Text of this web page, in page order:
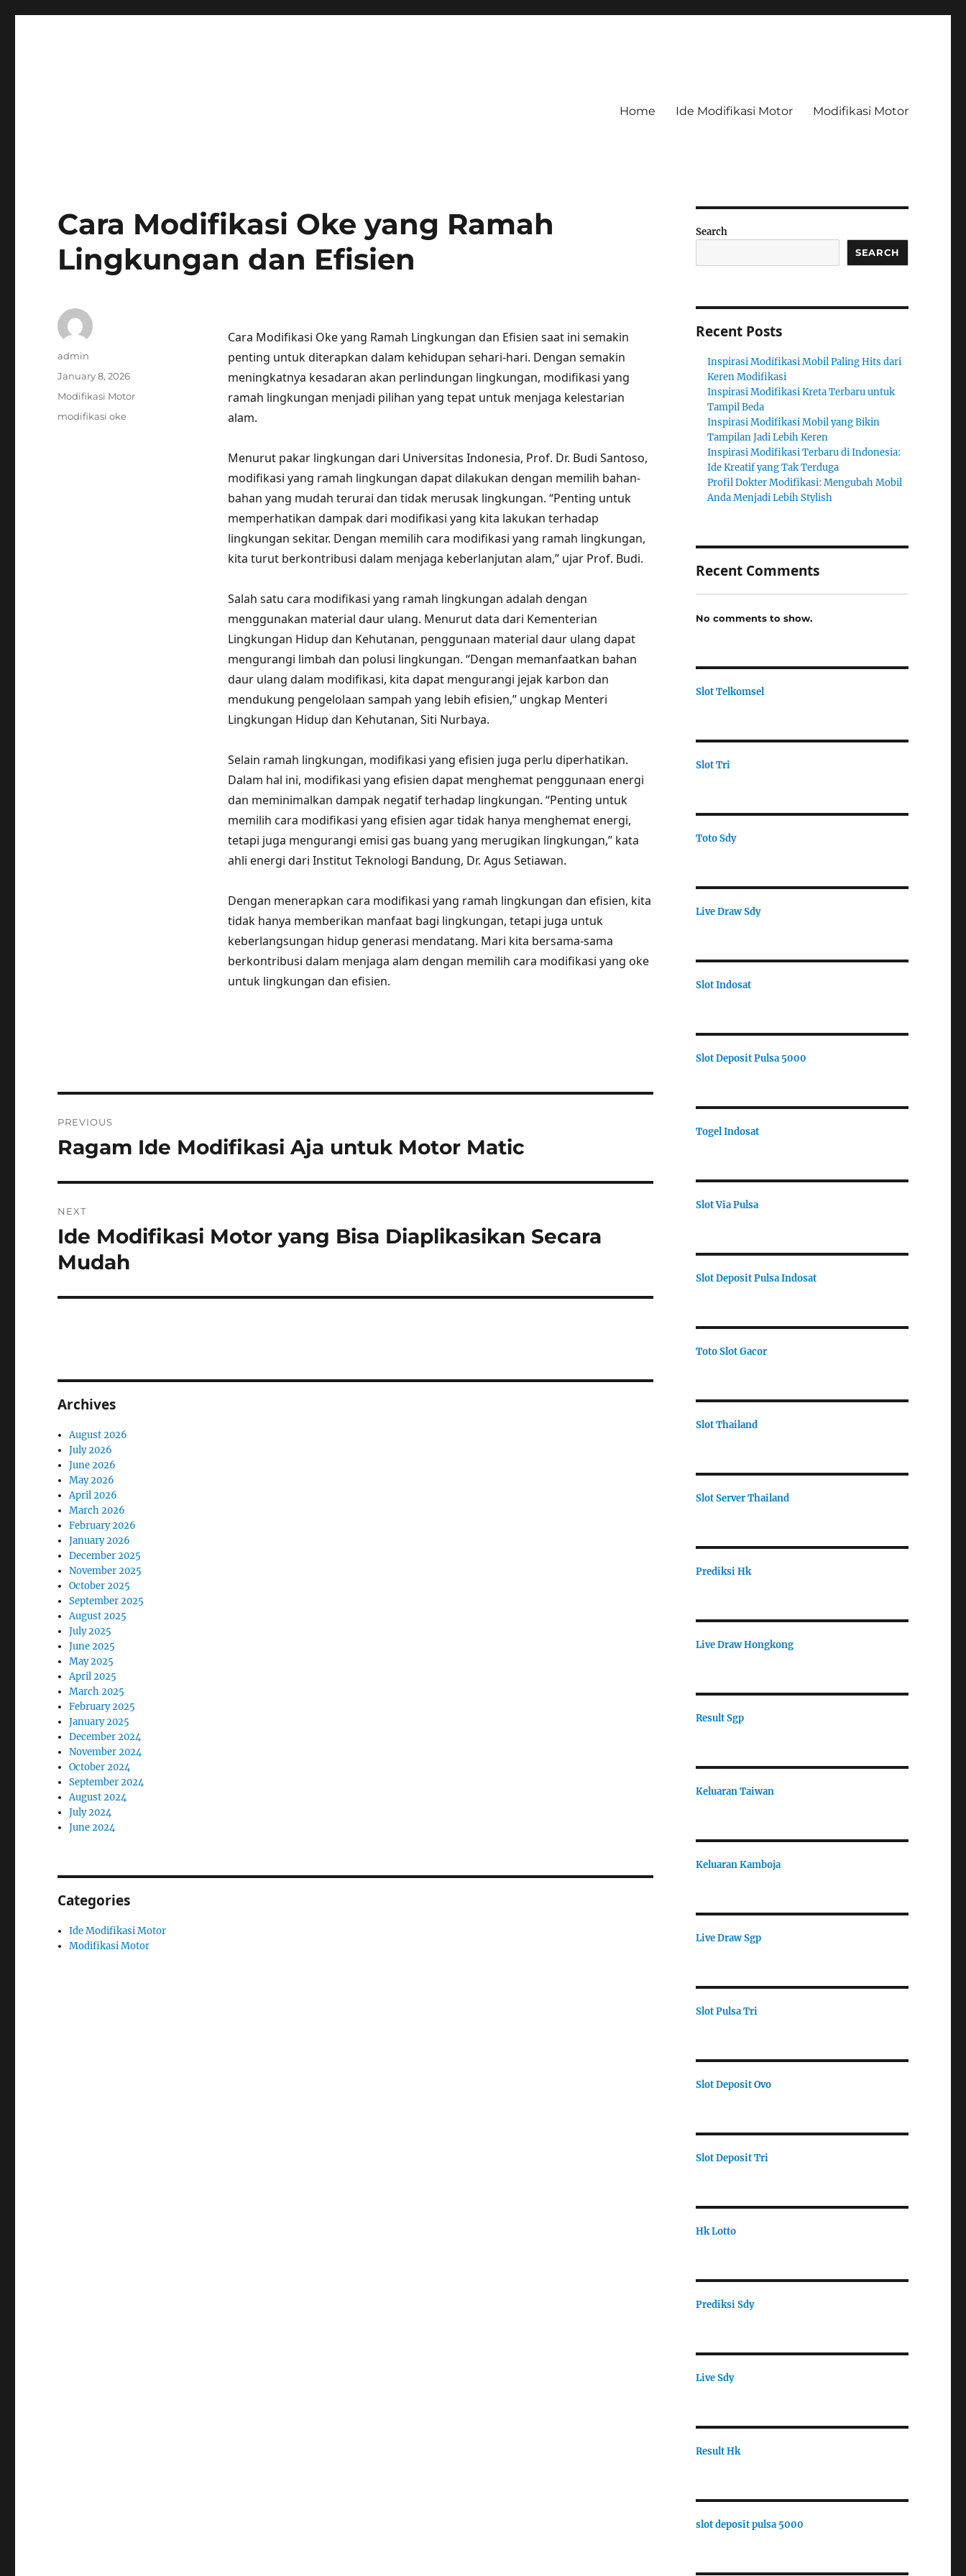
Home Ide Modifikasi Motor Modifikasi Motor
Cara Modifikasi Oke yang Ramah
Lingkungan dan Efisien
Cara Modifikasi Oke yang Ramah Lingkungan dan Efisien saat ini semakin
penting untuk diterapkan dalam kehidupan sehari-hari. Dengan semakin
meningkatnya kesadaran akan perlindungan lingkungan, modifikasi yang
ramah lingkungan menjadi pilihan yang tepat untuk menjaga kelestarian
alam.
Menurut pakar lingkungan dari Universitas Indonesia, Prof. Dr. Budi Santoso,
modifikasi yang ramah lingkungan dapat dilakukan dengan memilih bahan-
bahan yang mudah terurai dan tidak merusak lingkungan. “Penting untuk
memperhatikan dampak dari modifikasi yang kita lakukan terhadap
lingkungan sekitar. Dengan memilih cara modifikasi yang ramah lingkungan,
kita turut berkontribusi dalam menjaga keberlanjutan alam,” ujar Prof. Budi.
Salah satu cara modifikasi yang ramah lingkungan adalah dengan
menggunakan material daur ulang. Menurut data dari Kementerian
Lingkungan Hidup dan Kehutanan, penggunaan material daur ulang dapat
mengurangi limbah dan polusi lingkungan. “Dengan memanfaatkan bahan
daur ulang dalam modifikasi, kita dapat mengurangi jejak karbon dan
mendukung pengelolaan sampah yang lebih efisien,” ungkap Menteri
Lingkungan Hidup dan Kehutanan, Siti Nurbaya.
Selain ramah lingkungan, modifikasi yang efisien juga perlu diperhatikan.
Dalam hal ini, modifikasi yang efisien dapat menghemat penggunaan energi
dan meminimalkan dampak negatif terhadap lingkungan. “Penting untuk
memilih cara modifikasi yang efisien agar tidak hanya menghemat energi,
tetapi juga mengurangi emisi gas buang yang merugikan lingkungan,” kata
ahli energi dari Institut Teknologi Bandung, Dr. Agus Setiawan.
Dengan menerapkan cara modifikasi yang ramah lingkungan dan efisien, kita
tidak hanya memberikan manfaat bagi lingkungan, tetapi juga untuk
keberlangsungan hidup generasi mendatang. Mari kita bersama-sama
berkontribusi dalam menjaga alam dengan memilih cara modifikasi yang oke
untuk lingkungan dan efisien.
Author
admin
Posted
January 8, 2026
Categories
Modifikasi Motor
Tags
modifikasi oke
navigation
PREVIOUS
Previous
Ragam Ide Modifikasi Aja untuk Motor Matic
NEXT
Next
post:
Ide Modifikasi Motor yang Bisa Diaplikasikan Secara
Mudah
Archives
August 2026
July 2026
June 2026
May 2026
April 2026
March 2026
February 2026
January 2026
December 2025
November 2025
October 2025
September 2025
August 2025
July 2025
June 2025
May 2025
April 2025
March 2025
February 2025
January 2025
December 2024
November 2024
October 2024
September 2024
August 2024
July 2024
June 2024
Categories
Ide Modifikasi Motor
Modifikasi Motor
Search
SEARCH
Recent Posts
Inspirasi Modifikasi Mobil Paling Hits dari
Keren Modifikasi
Inspirasi Modifikasi Kreta Terbaru untuk
Tampil Beda
Inspirasi Modifikasi Mobil yang Bikin
Tampilan Jadi Lebih Keren
Inspirasi Modifikasi Terbaru di Indonesia:
Ide Kreatif yang Tak Terduga
Profil Dokter Modifikasi: Mengubah Mobil
Anda Menjadi Lebih Stylish
Recent Comments
No comments to show.
Slot Telkomsel
Slot Tri
Toto Sdy
Live Draw Sdy
Slot Indosat
Slot Deposit Pulsa 5000
Togel Indosat
Slot Via Pulsa
Slot Deposit Pulsa Indosat
Toto Slot Gacor
Slot Thailand
Slot Server Thailand
Prediksi Hk
Live Draw Hongkong
Result Sgp
Keluaran Taiwan
Keluaran Kamboja
Live Draw Sgp
Slot Pulsa Tri
Slot Deposit Ovo
Slot Deposit Tri
Hk Lotto
Prediksi Sdy
Live Sdy
Result Hk
slot deposit pulsa 5000